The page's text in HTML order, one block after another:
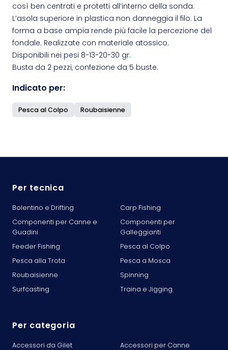
così ben centrati e protetti all’interno della sonda.
L’asola superiore in plastica non danneggia il filo. La
forma a base ampia rende più facile la percezione del
fondale. Realizzate con materiale atossico.
Disponibili nei pesi 8-13-20-30 gr.
Busta da 2 pezzi, confezione da 5 buste.
Indicato per:
Pesca al Colpo Roubaisienne
Per tecnica
Bolentino e Drifting
Carp Fishing
Componenti per Canne e
Guadini
Componenti per
Galleggianti
Feeder Fishing
Pesca al Colpo
Pesca alla Trota
Pesca a Mosca
Roubaisienne
Spinning
Surfcasting
Traina e Jigging
Per categoria
Accessori da Gilet
Accessori per Canne